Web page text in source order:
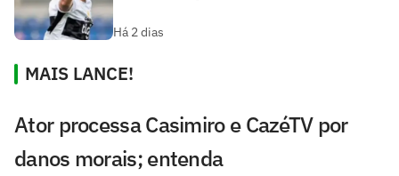
Há 2 dias
MAIS LANCE!
Ator processa Casimiro e CazéTV por
danos morais; entenda